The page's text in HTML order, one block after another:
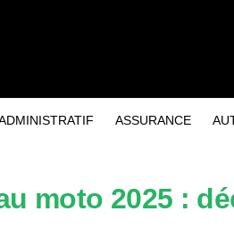
ASSURANCE
moto 2025 :